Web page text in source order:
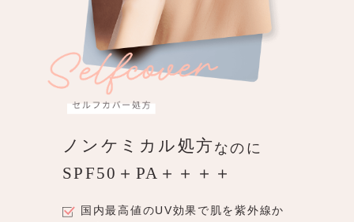
ノンケミカル処方なのに
SPF50＋PA＋＋＋＋
国内最高値のUV効果で肌を紫外線か